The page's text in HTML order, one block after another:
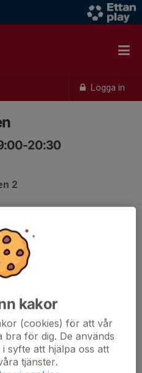
Logga in
20:30
2
kakor
(cookies) för att vår
bra för dig. De används
syfte att hjälpa oss att
tjänster.